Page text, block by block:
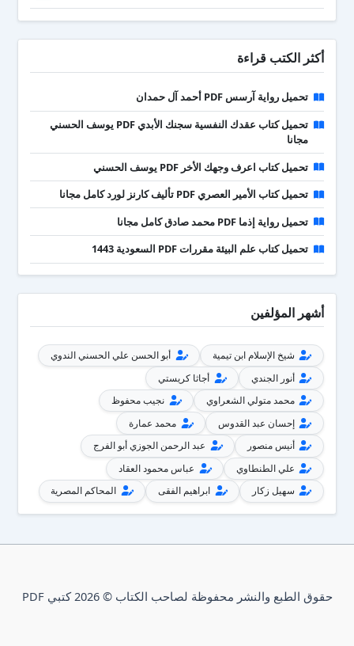
أكثر الكتب قراءة
تحميل رواية آرسس PDF أحمد آل حمدان
تحميل كتاب عقدك النفسية سجنك الأبدي PDF يوسف الحسني
مجانا
تحميل كتاب اعرف وجهك الأخر PDF يوسف الحسني
تحميل كتاب الأمير العصري PDF تأليف كارنز لورد كامل مجانا
تحميل رواية إذما PDF محمد صادق كامل مجانا
تحميل كتاب علم البيئة مقررات PDF السعودية 1443
أشهر المؤلفين
شيخ الإسلام ابن تيمية
أبو الحسن علي الحسني الندوي
أنور الجندي
أجاثا كريستي
محمد متولي الشعراوي
نجيب محفوظ
إحسان عبد القدوس
محمد عمارة
أنيس منصور
عبد الرحمن الجوزي أبو الفرج
علي الطنطاوي
عباس محمود العقاد
سهيل زكار
ابراهيم الفقى المحاكم المصرية
حقوق الطبع والنشر محفوظة لصاحب الكتاب © 2026 كتبي PDF